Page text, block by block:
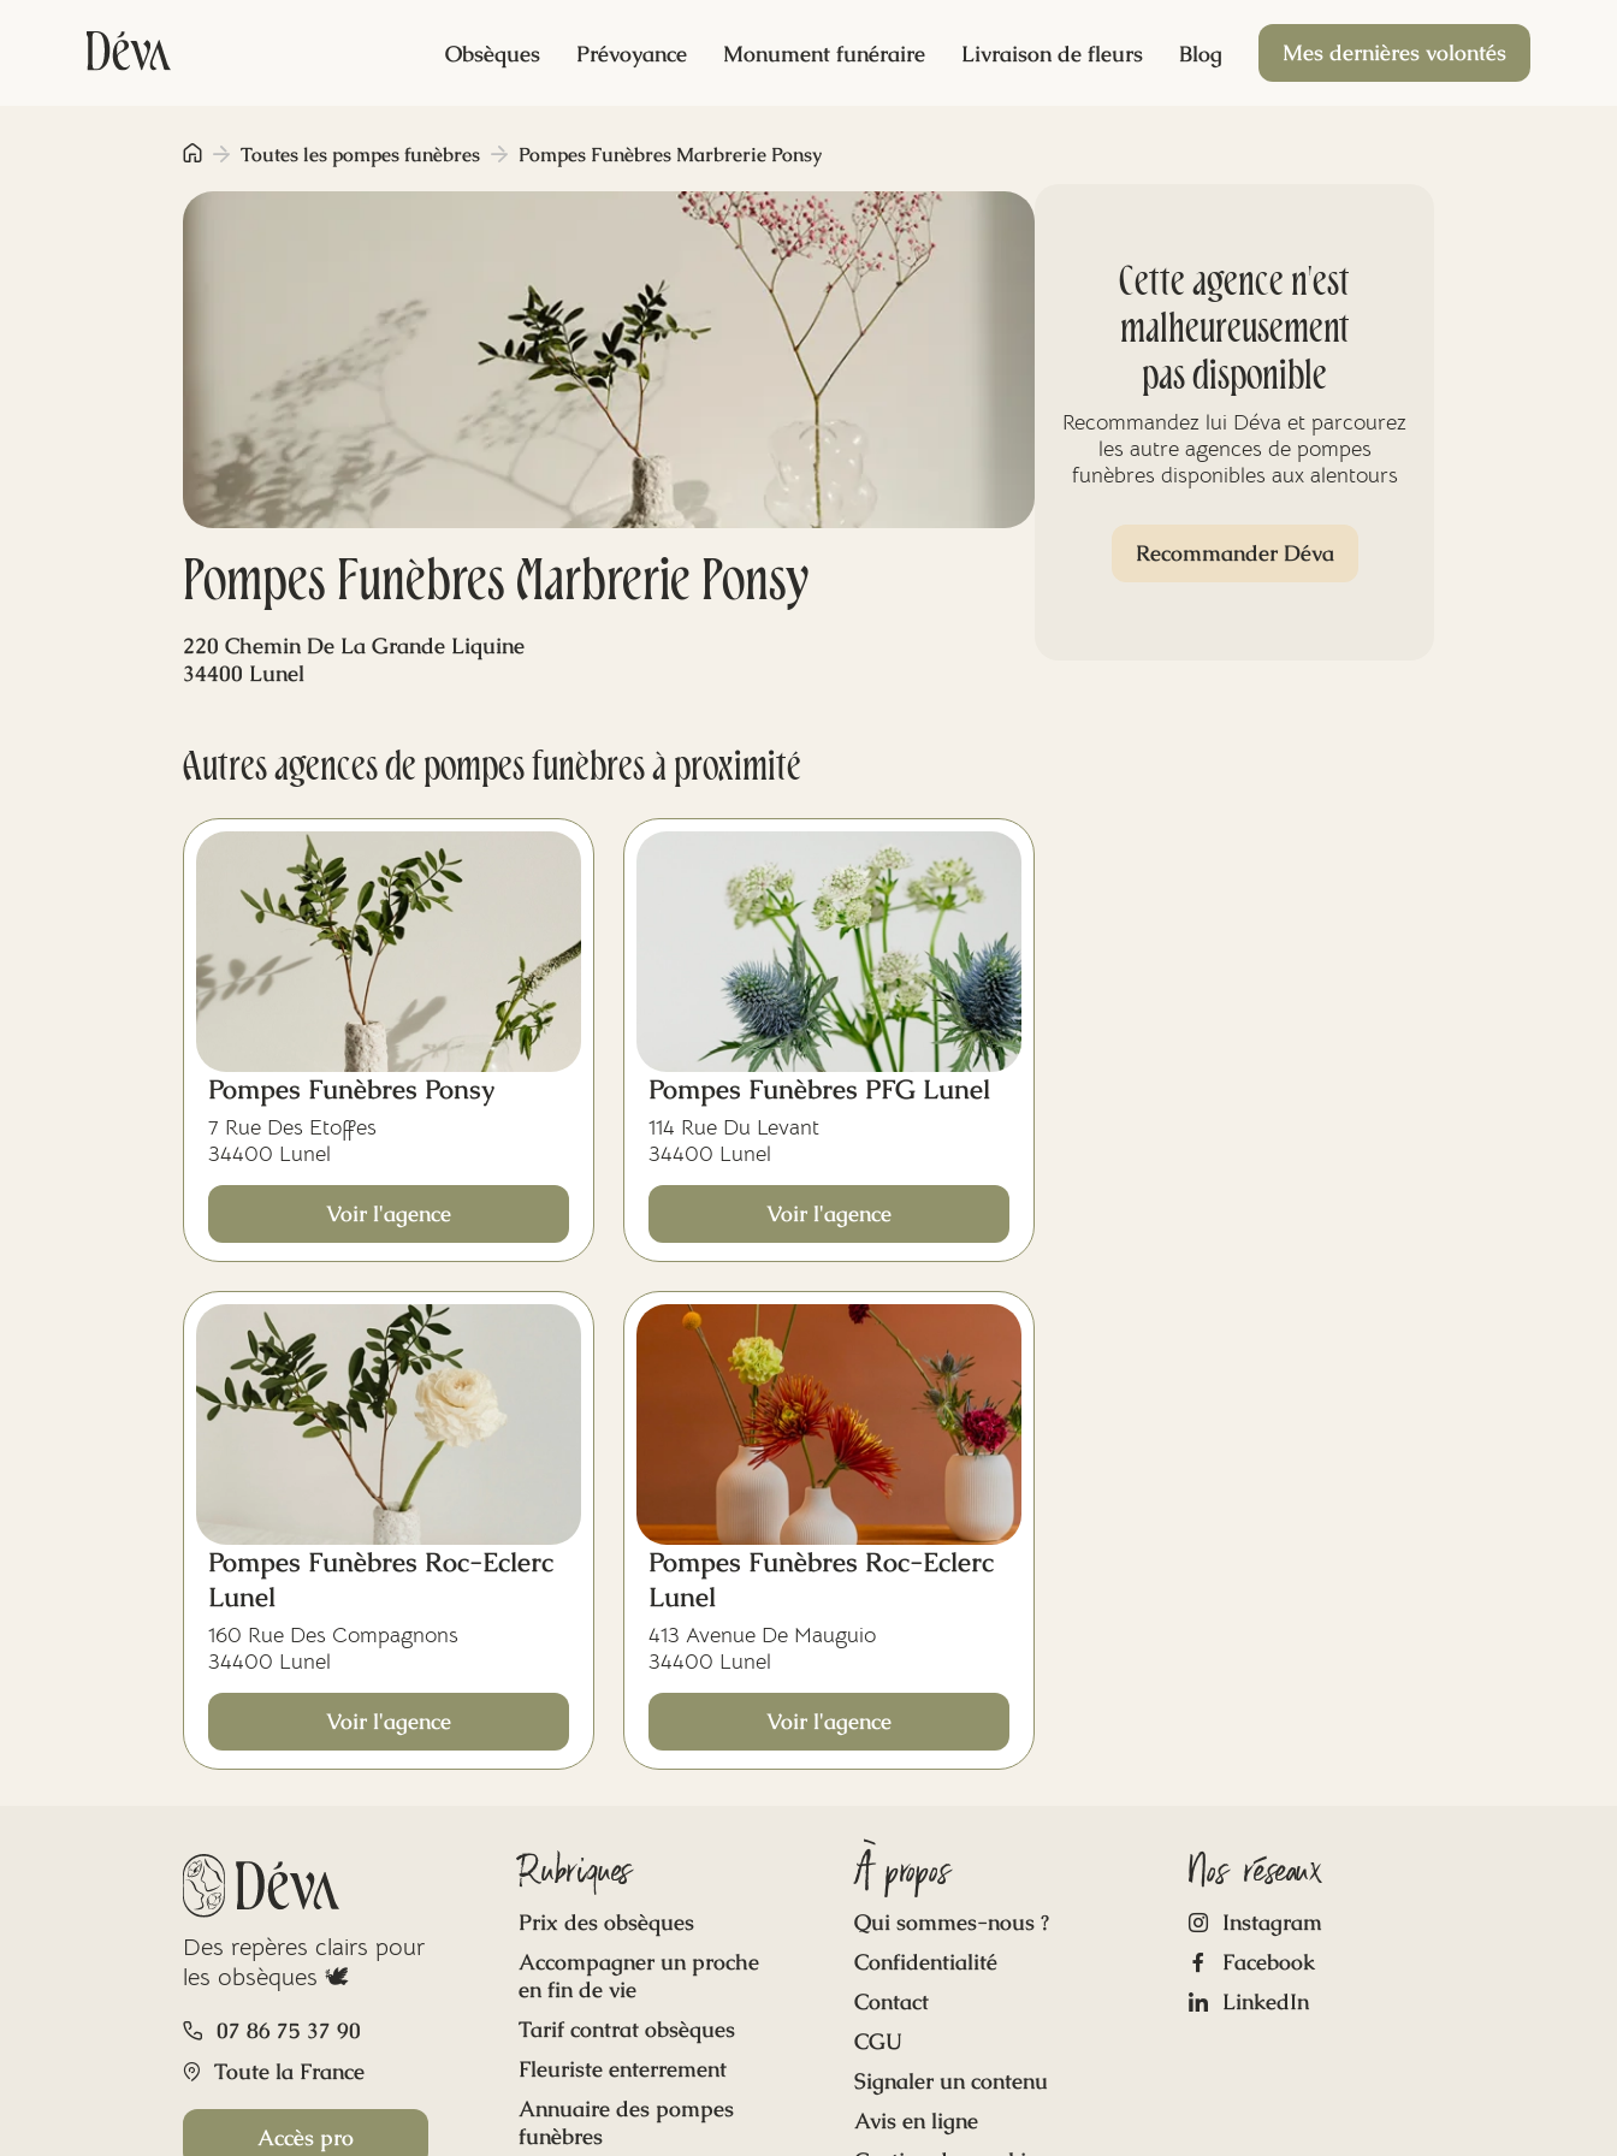
Obsèques Prévoyance Monument funéraire Livraison de fleurs Blog Mes dernières volontés
Pompes Funèbres Marbrerie Ponsy
Toutes les pompes funèbres Pompes Funèbres Marbrerie Ponsy
220 Chemin De La Grande Liquine
34400 Lunel
Autres agences de pompes funèbres à proximité
Pompes Funèbres Ponsy
7 Rue Des Etoffes
34400 Lunel
Voir l'agence
Pompes Funèbres PFG Lunel
114 Rue Du Levant
34400 Lunel
Voir l'agence
Pompes Funèbres Roc-Eclerc
Lunel
160 Rue Des Compagnons
34400 Lunel
Voir l'agence
Pompes Funèbres Roc-Eclerc
Lunel
413 Avenue De Mauguio
34400 Lunel
Voir l'agence
Cette agence n'est
malheureusement
pas disponible
Recommandez lui Déva et parcourez
les autre agences de pompes
funèbres disponibles aux alentours
Recommander Déva
Des repères clairs pour
les obsèques 🕊️
07 86 75 37 90
Toute la France
Accès pro
Rubriques
Prix des obsèques
Accompagner un proche
en fin de vie
Tarif contrat obsèques
Fleuriste enterrement
Annuaire des pompes
funèbres
À propos
Qui sommes-nous ?
Confidentialité
Contact
CGU
Signaler un contenu
Avis en ligne
Nos réseaux
Instagram
Facebook
LinkedIn